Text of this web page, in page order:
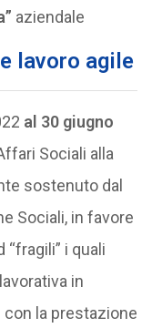
aziendale
lavoro agile
al 30 giugno
Sociali alla
sostenuto dal
Sociali, in favore
i quali
in
la prestazione